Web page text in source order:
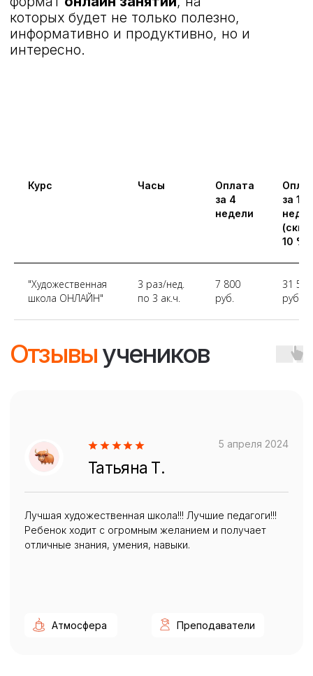
Курс Часы
Оплата
за 4
недели
за 18
10 %)
"Художественная
школа ОНЛАЙН"
3 раз/нед.
по 3 ак.ч.
7 800
руб.
31 590
руб.
Политика конфиденциальности
© ЖАКО 2016-2026. Все права защищены
НАПРАВЛЕНИЯ
Россия, Московская область,
г. Долгопрудный пр. Пацаева, д.7, корп. 1
КОНТАКТЫ ШКОЛЫ
Расписание
ВАЖНОЕ